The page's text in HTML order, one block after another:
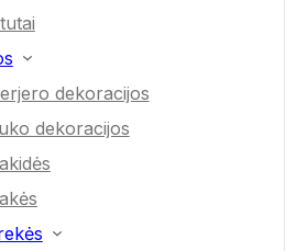
dekoracijos
dekoracijos